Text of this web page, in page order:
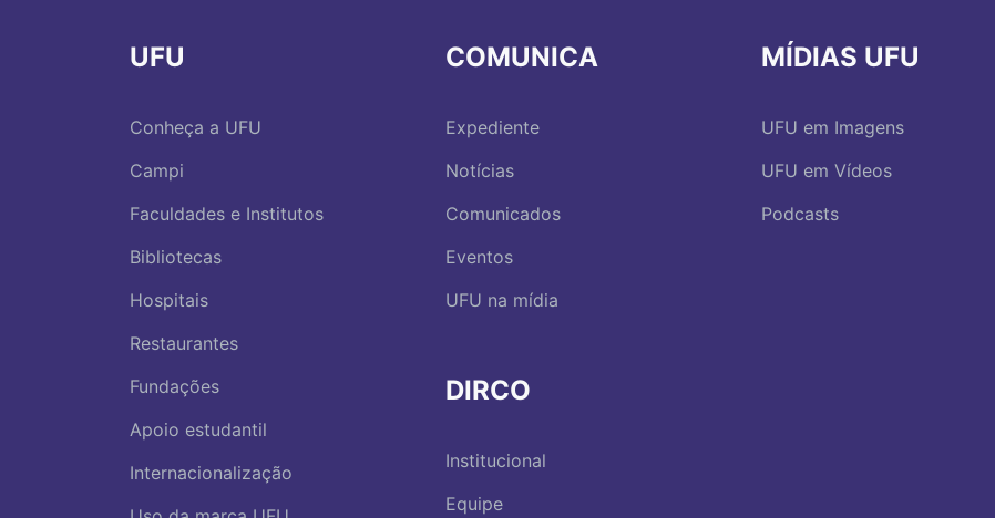
UFU
Conheça a UFU
Campi
Faculdades e Institutos
Bibliotecas
Hospitais
Restaurantes
Fundações
Apoio estudantil
Internacionalização
COMUNICA
Expediente
Notícias
Comunicados
Eventos
UFU na mídia
DIRCO
Institucional
Equipe
MÍDIAS UFU
UFU em Imagens
UFU em Vídeos
Podcasts